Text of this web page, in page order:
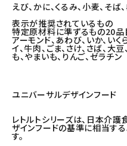
えび、かに、くるみ、小麦、そば
表示が推奨されているもの
特定原材料に準ずるもの20品
アーモンド、あわび、いか、いく
イ、牛肉、ごま、さけ、さば、大
も、やまいも、りんご、ゼラチン
ユニバーサルデザインフード
レトルトシリーズは、日本介
ザインフードの基準に相当す
す。